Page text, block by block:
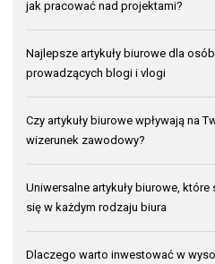
jak pracować nad projektami?
Najlepsze artykuły biurowe dla osób
prowadzących blogi i vlogi
Czy artykuły biurowe wpływają na
wizerunek zawodowy?
Uniwersalne artykuły biurowe, które
się w każdym rodzaju biura
Dlaczego warto inwestować w